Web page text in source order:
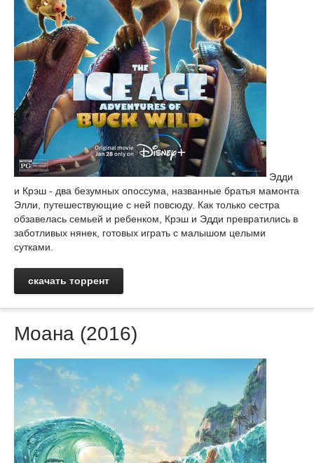
Эдди
и Крэш - два безумных опоссума, названные братья мамонта
Элли, путешествующие с ней повсюду. Как только сестра
обзавелась семьей и ребенком, Крэш и Эдди превратились в
заботливых нянек, готовых играть с малышом целыми
сутками.
скачать торрент
Моана (2016)